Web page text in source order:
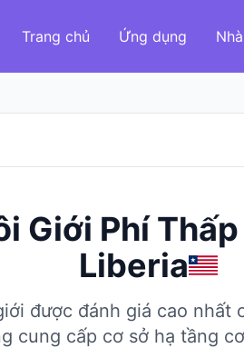
Trang chủ Ứng dụng
Giới Phí
Liberia
được đánh giá cao nhất
cung cấp cơ sở hạ tầng